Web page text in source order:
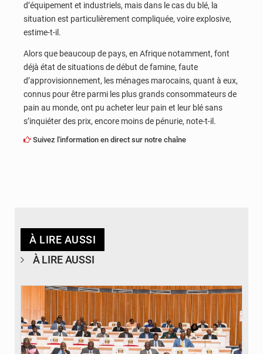
d’équipement et industriels, mais dans le cas du blé, la
situation est particulièrement compliquée, voire explosive,
estime-t-il.
Alors que beaucoup de pays, en Afrique notamment, font
déjà état de situations de début de famine, faute
d’approvisionnement, les ménages marocains, quant à eux,
connus pour être parmi les plus grands consommateurs de
pain au monde, ont pu acheter leur pain et leur blé sans
s’inquiéter des prix, encore moins de pénurie, note-t-il.
Suivez l'information en direct sur notre chaîne
À LIRE AUSSI
À LIRE AUSSI